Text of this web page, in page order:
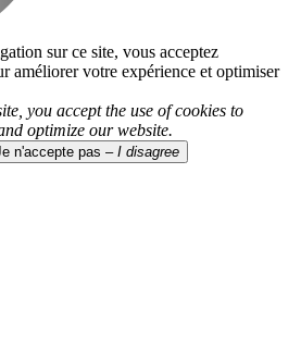
sur ce site, vous acceptez
améliorer votre expérience et optimiser
you accept the use of cookies to
optimize our website.
n'accepte pas – I disagree